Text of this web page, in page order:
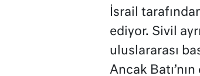
İsrail
ediyor. Sivil
uluslararası
Ancak